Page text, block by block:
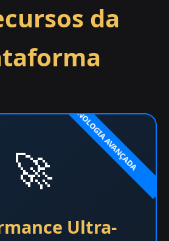
da
🚀
Ultra-